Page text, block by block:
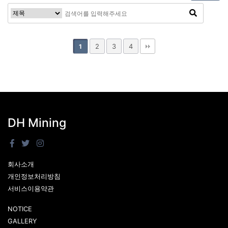
1 2 3 4
DH Mining
회사소개
개인정보처리방침
서비스이용약관
NOTICE
GALLERY